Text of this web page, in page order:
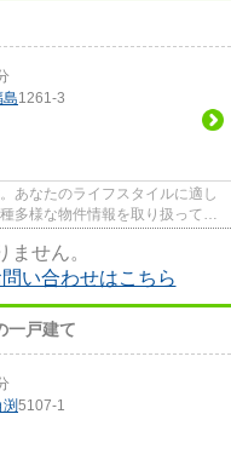
島1261-3
あなたのライフスタイルに適し
多様な物件情報を取り扱ってお
せん。
い合わせはこちら
一戸建て
5107-1